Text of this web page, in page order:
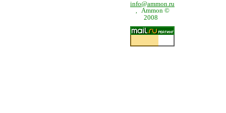
info@ammon.ru
Ammon ©
2008